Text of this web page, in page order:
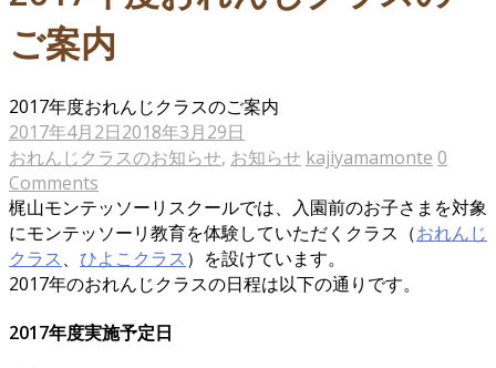
ご案内
2017年度おれんじクラスのご案内
2017年4月2日2018年3月29日
おれんじクラスのお知らせ, お知らせ kajiyamamonte 0
Comments
梶山モンテッソーリスクールでは、入園前のお子さまを対象
にモンテッソーリ教育を体験していただくクラス（おれんじ
クラス、 ひよこクラス）を設けています。
2017年のおれんじクラスの日程は以下の通りです。
2017年度実施予定日